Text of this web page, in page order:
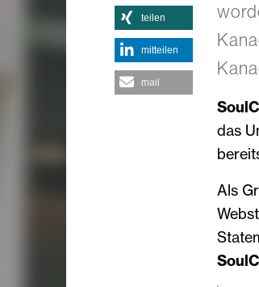
das
Als
teilen
mitteilen
mail